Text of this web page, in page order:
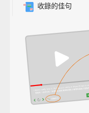
收錄的佳句